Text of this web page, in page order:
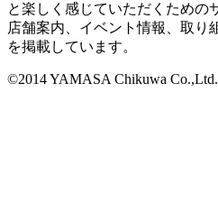
と楽しく感じていただくための
店舗案内、イベント情報、取り
を掲載しています。
©2014 YAMASA Chikuwa Co.,Ltd.